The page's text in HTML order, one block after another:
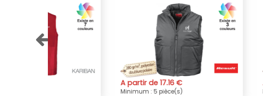
A partir de 17.16 €
Minimum : 5 pièce(s)
A partir de 15.82
Minimum : 5